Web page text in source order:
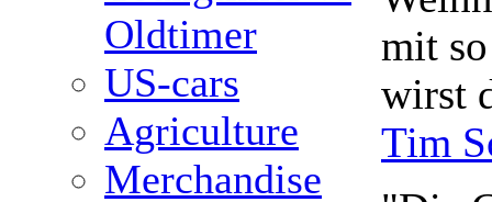
Oldtimer
US-cars
Agriculture
Merchandise
mit
wirst
Tim